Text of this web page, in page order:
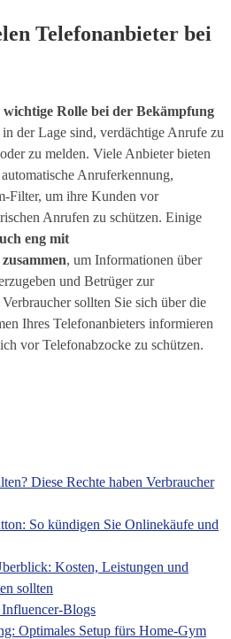
Telefonanbieter bei
wichtige Rolle bei der Bekämpfung
in der Lage sind, verdächtige Anrufe zu
zu melden. Viele Anbieter bieten
Anruferkennung,
Filter, um ihre Kunden vor
Anrufen zu schützen. Einige
eng mit
, um Informationen über
und Betrüger zur
sollten Sie sich über die
Ihres Telefonanbieters informieren
vor Telefonabzocke zu schützen.
Diese Rechte haben Verbraucher
So kündigen Sie Onlinekäufe und
Kosten, Leistungen und
sollten
Blogs
Optimales Setup fürs Home-Gym